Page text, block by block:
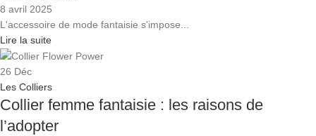
8 avril 2025
L'accessoire de mode fantaisie s'impose...
Lire la suite
26 Déc
Les Colliers
Collier femme fantaisie : les raisons de
l’adopter